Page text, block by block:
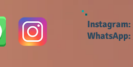
Instagram:
WhatsApp: